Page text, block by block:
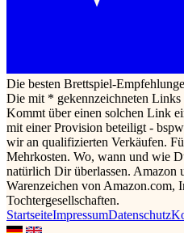
Die besten Brettspiel-
Die mit * gekennzeichneten
Kommt über einen solchen Link
mit einer Provision beteiligt -
wir an qualifizierten Verkäufen.
Mehrkosten. Wo, wann und wie
natürlich Dir überlassen. Amazon
Warenzeichen von Amazon.com,
Tochtergesellschaften.
StartseiteImpressumDatenschutz